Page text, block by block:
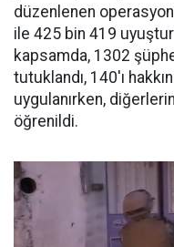
düzenlenen
ile 425 bin 419
kapsamda, 1302
tutuklandı, 140'ı
uygulanırken,
öğrenildi.